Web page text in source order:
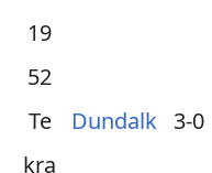
19
52
Te
kra
Dundalk 3-0